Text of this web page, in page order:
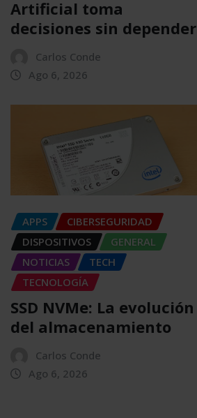
Artificial toma
decisiones sin depender
Carlos Conde
Ago 6, 2026
APPS
CIBERSEGURIDAD
DISPOSITIVOS
GENERAL
NOTICIAS
TECH
TECNOLOGÍA
SSD NVMe: La evolución
del almacenamiento
Carlos Conde
Ago 6, 2026